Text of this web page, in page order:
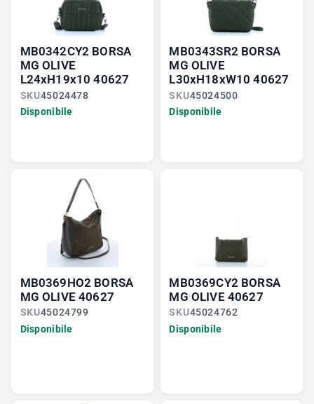
MB0342CY2 BORSA
MG OLIVE
L24xH19x10 40627
SKU45024478
Disponibile
MB0343SR2 BORSA
MG OLIVE
L30xH18xW10 40627
SKU45024500
Disponibile
MB0369HO2 BORSA
MG OLIVE 40627
SKU45024799
Disponibile
MB0369CY2 BORSA
MG OLIVE 40627
SKU45024762
Disponibile